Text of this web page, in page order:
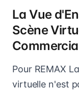
La Vue
Scène
Pour REMAX
virtuelle n'est